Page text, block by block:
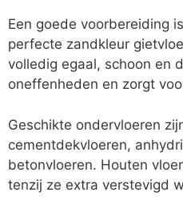
Een goede voorbereiding
perfecte zandkleur
volledig egaal, schoon en
oneffenheden en zorgt
Geschikte ondervloeren
cementdekvloeren,
betonvloeren. Houten
tenzij ze extra verstevigd